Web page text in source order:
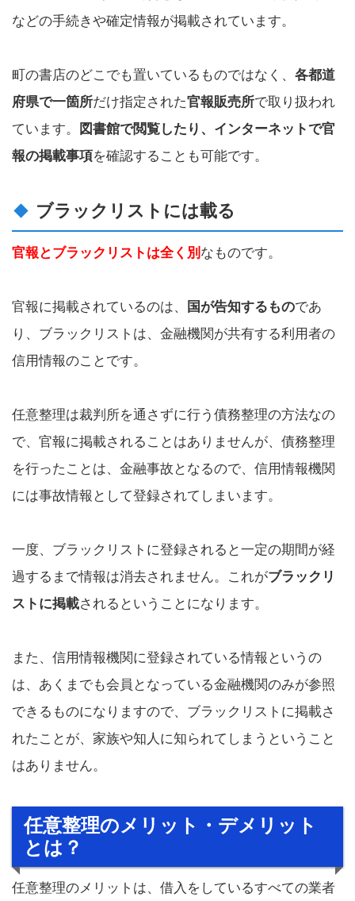
などの手続きや確定情報が掲載されています。
町の書店のどこでも置いているものではなく、 各都道
府県で一箇所だけ指定された官報販売所で取り扱われ
ています。
図書館で閲覧したり、インターネットで官
報の掲載事項を確認することも可能です。
ブラックリストには載る
官報とブラックリストは全く別 なものです。
官報に掲載されているのは、 国が告知するものであ
り、ブラックリストは、金融機関が共有する利用者の
信用情報のことです。
任意整理は裁判所を通さずに行う債務整理の方法なの
で、官報に掲載されることはありませんが、債務整理
を行ったことは、金融事故となるので、信用情報機関
には事故情報として登録されてしまいます。
一度、ブラックリストに登録されると一定の期間が経
過するまで情報は消去されません。これがブラックリ
ストに掲載されるということになります。
また、信用情報機関に登録されている情報というの
は、あくまでも会員となっている金融機関のみが参照
できるものになりますので、ブラックリストに掲載さ
れたことが、家族や知人に知られてしまうということ
はありません。
任意整理のメリット・デメリット
とは？
任意整理のメリットは、借入をしているすべての業者